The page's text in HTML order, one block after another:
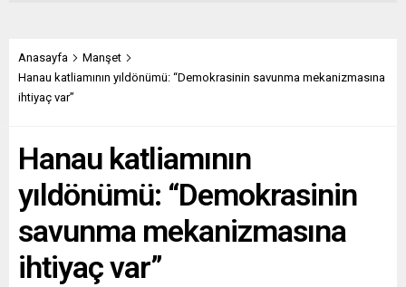
“anında” müdahil olduğu bu
sürtüşmede, AB’nin, daha
doğrusu Federal
gözleniyor....
da tartışılıyor. MAGYAR
Anasayfa
Manşet
Hanau katliamının yıldönümü: “Demokrasinin savunma mekanizmasına
ihtiyaç var”
Hanau katliamının
yıldönümü: “Demokrasinin
savunma mekanizmasına
ihtiyaç var”